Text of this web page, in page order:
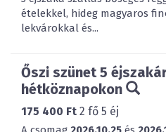
ételekkel, hideg magyaros
lekvárokkal és...
Őszi szünet 5
hétköznapokon
175 400 Ft 2 fő 5 éj